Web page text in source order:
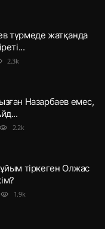
түрмеде жатқанда
2.3k
Назарбаев емес,
visibility 2.2k
тіркеген Олжас
visibility 1.9k